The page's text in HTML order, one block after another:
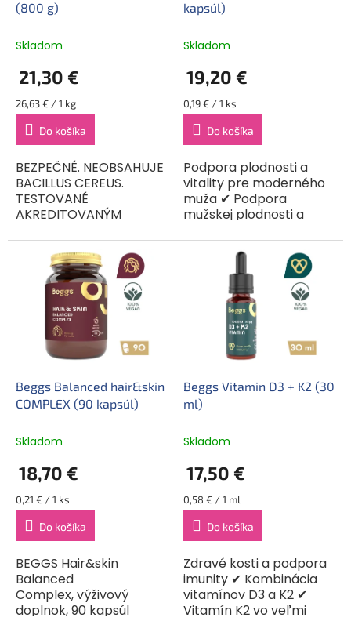
u(800 g)
Skladom
21,30 €
Jednotková
cena:
26,63 € / 1 kg
Do košíka
BEZPEČNÉ. NEOBSAHUJE
BACILLUS CEREUS.
TESTOVANÉ
AKREDITOVANÝM
Mliečna výživa malých
detí v prášku
s baktériami mliečneho
kvasenia...
kapsúl)
Skladom
19,20 €
Jednotková
cena:
0,19 € / 1 ks
Do košíka
Podpora plodnosti a
vitality pre moderného
muža ✔ Podpora
mužskej plodnosti a
✔Shilajit – sila ajurvédy
pre vitalitu ✔ Ochrana
buniek pred voľnými...
Beggs Balanced hair&skin
COMPLEX (90 kapsúl)
Skladom
18,70 €
Jednotková
cena:
0,21 € / 1 ks
Do košíka
BEGGS Hair&skin
Balanced
Complex, výživový
doplnok, 90 kapsúl
Beggs Vitamin D3 + K2 (30
ml)
Skladom
17,50 €
Jednotková
cena:
0,58 € / 1 ml
Do košíka
Zdravé kosti a podpora
imunity ✔ Kombinácia
vitamínov D3 a K2 ✔
Vitamín K2 vo veľmi